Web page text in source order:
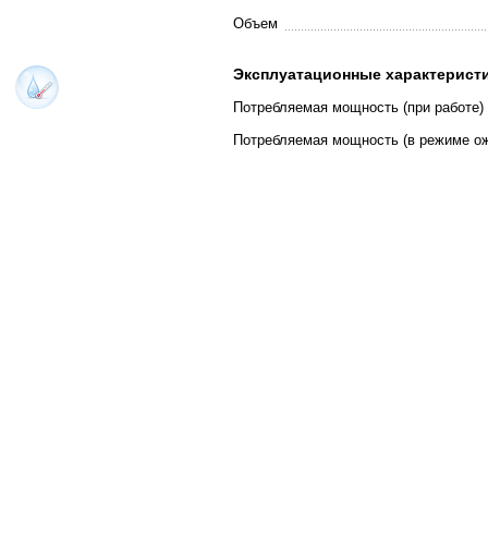
Объем
Эксплуатационные
Потребляемая мощность (при работе)
Потребляемая мощность (в режиме